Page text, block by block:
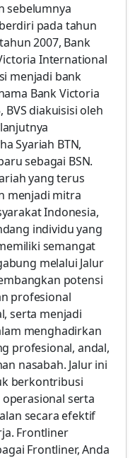
sebelumnya
pada tahun
2007, Bank
International
menjadi bank
Bank Victoria
BVS diakuisisi oleh
Syariah BTN,
sebagai BSN.
yang terus
menjadi mitra
Indonesia,
individu yang
semangat
melalui Jalur
potensi
profesional
serta menjadi
menghadirkan
profesional, andal,
nasabah. Jalur ini
berkontribusi
serta
secara efektif
Frontliner
Frontliner, Anda